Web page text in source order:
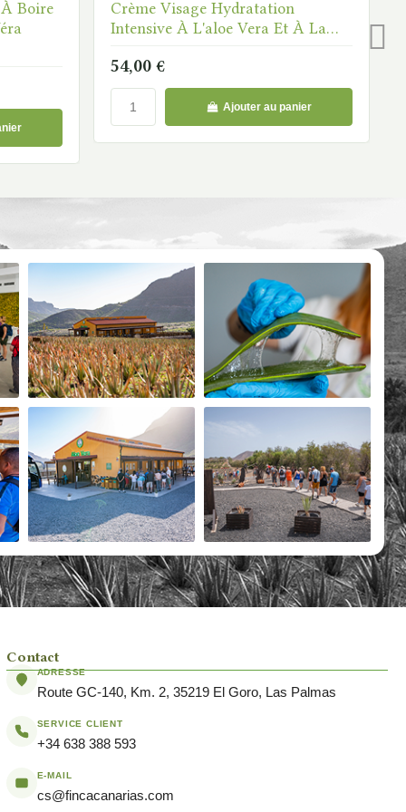
Boire
Crème Visage Hydratation
Intensive À L'aloe Vera Et À La
54,00 €
Ajouter au panier
Contact
ADRESSE
Route GC-140, Km. 2, 35219 El Goro, Las Palmas
SERVICE CLIENT
+34 638 388 593
E-MAIL
cs@fincacanarias.com